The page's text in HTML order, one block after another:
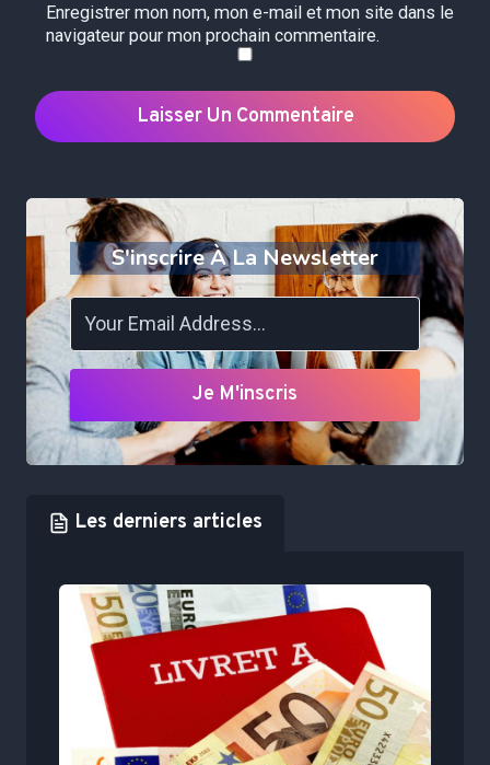
Enregistrer mon nom, mon e-mail et mon site dans le
navigateur pour mon prochain commentaire.
S'inscrire À La Newsletter
Je M'inscris
Les derniers articles